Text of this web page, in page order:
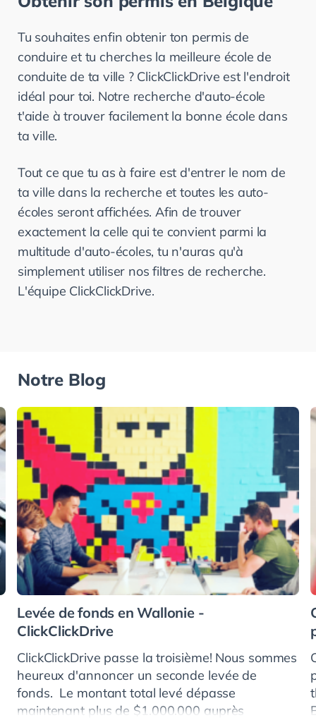
Tu souhaites enfin obtenir ton permis de
conduire et tu cherches la meilleure école de
conduite de ta ville ? ClickClickDrive est l'endroit
idéal pour toi. Notre recherche d'auto-école
t'aide à trouver facilement la bonne école dans
ta ville.
Tout ce que tu as à faire est d'entrer le nom de
ta ville dans la recherche et toutes les auto-
écoles seront affichées. Afin de trouver
exactement la celle qui te convient parmi la
multitude d'auto-écoles, tu n'auras qu'à
simplement utiliser nos filtres de recherche.
L'équipe ClickClickDrive.
Notre Blog
Levée de fonds en Wallonie -
ClickClickDrive
ClickClickDrive passe la troisième! Nous sommes
heureux d'annoncer un seconde levée de
fonds. Le montant total levé dépasse
maintenant plus de $1.000.000 auprès